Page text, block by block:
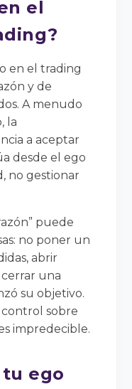
el
en el trading
y de
A menudo
la
a aceptar
desde el ego
no gestionar
puede
no poner un
abrir
cerrar una
su objetivo.
sobre
impredecible.
ego